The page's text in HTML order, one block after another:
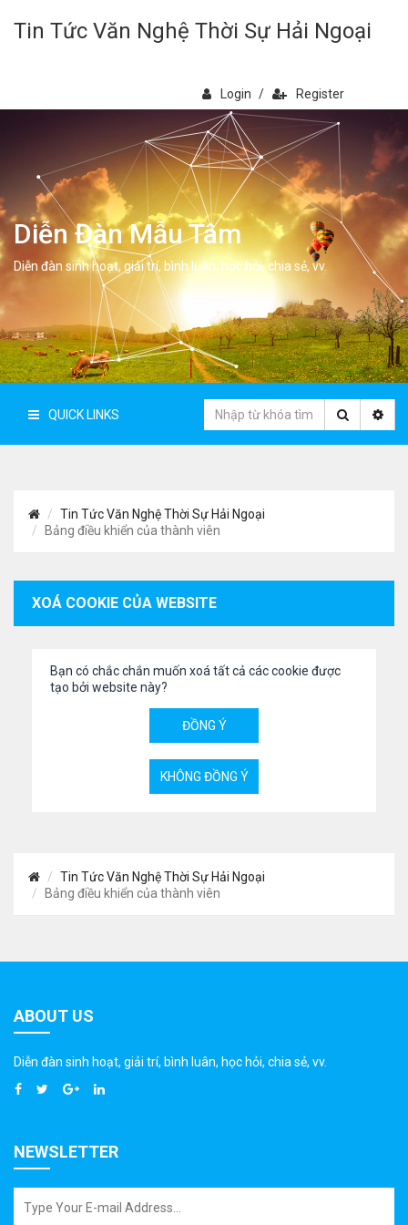
Tin Tức Văn Nghệ Thời Sự Hải Ngoại
Login / Register
Diễn Đàn Mẫu Tâm
Diễn đàn sinh hoạt, giải trí, bình luân, học hỏi, chia sẻ, vv.
QUICK LINKS
Tin Tức Văn Nghệ Thời Sự Hải Ngoại
Bảng điều khiển của thành viên
XOÁ COOKIE CỦA WEBSITE
Bạn có chắc chắn muốn xoá tất cả các cookie được
tạo bởi website này?
Tin Tức Văn Nghệ Thời Sự Hải Ngoại
Bảng điều khiển của thành viên
ABOUT US
Diễn đàn sinh hoạt, giải trí, bình luân, học hỏi, chia sẻ, vv.
NEWSLETTER